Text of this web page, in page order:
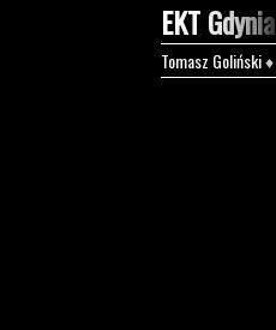
EKT Gdynia
Tomasz Goliński♦